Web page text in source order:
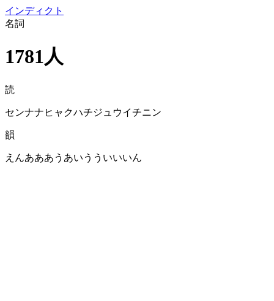
インディクト
名詞
1781人
読
センナナヒャクハチジュウイチニン
韻
えんあああうあいうういいいん